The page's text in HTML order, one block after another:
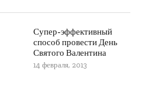
Супер-эффективный
способ провести День
Святого Валентина
14 февраля, 2013